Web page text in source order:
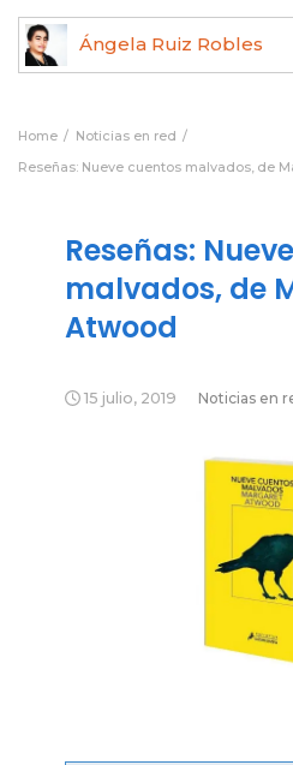
Ángela Ruiz Robles
Home
Noticias en red
Reseñas: Nueve cuentos malvados, de
Reseñas:
malvados, de
Atwood
15 julio, 2019 Noticias en